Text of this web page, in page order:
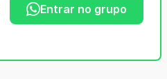
Entrar no grupo